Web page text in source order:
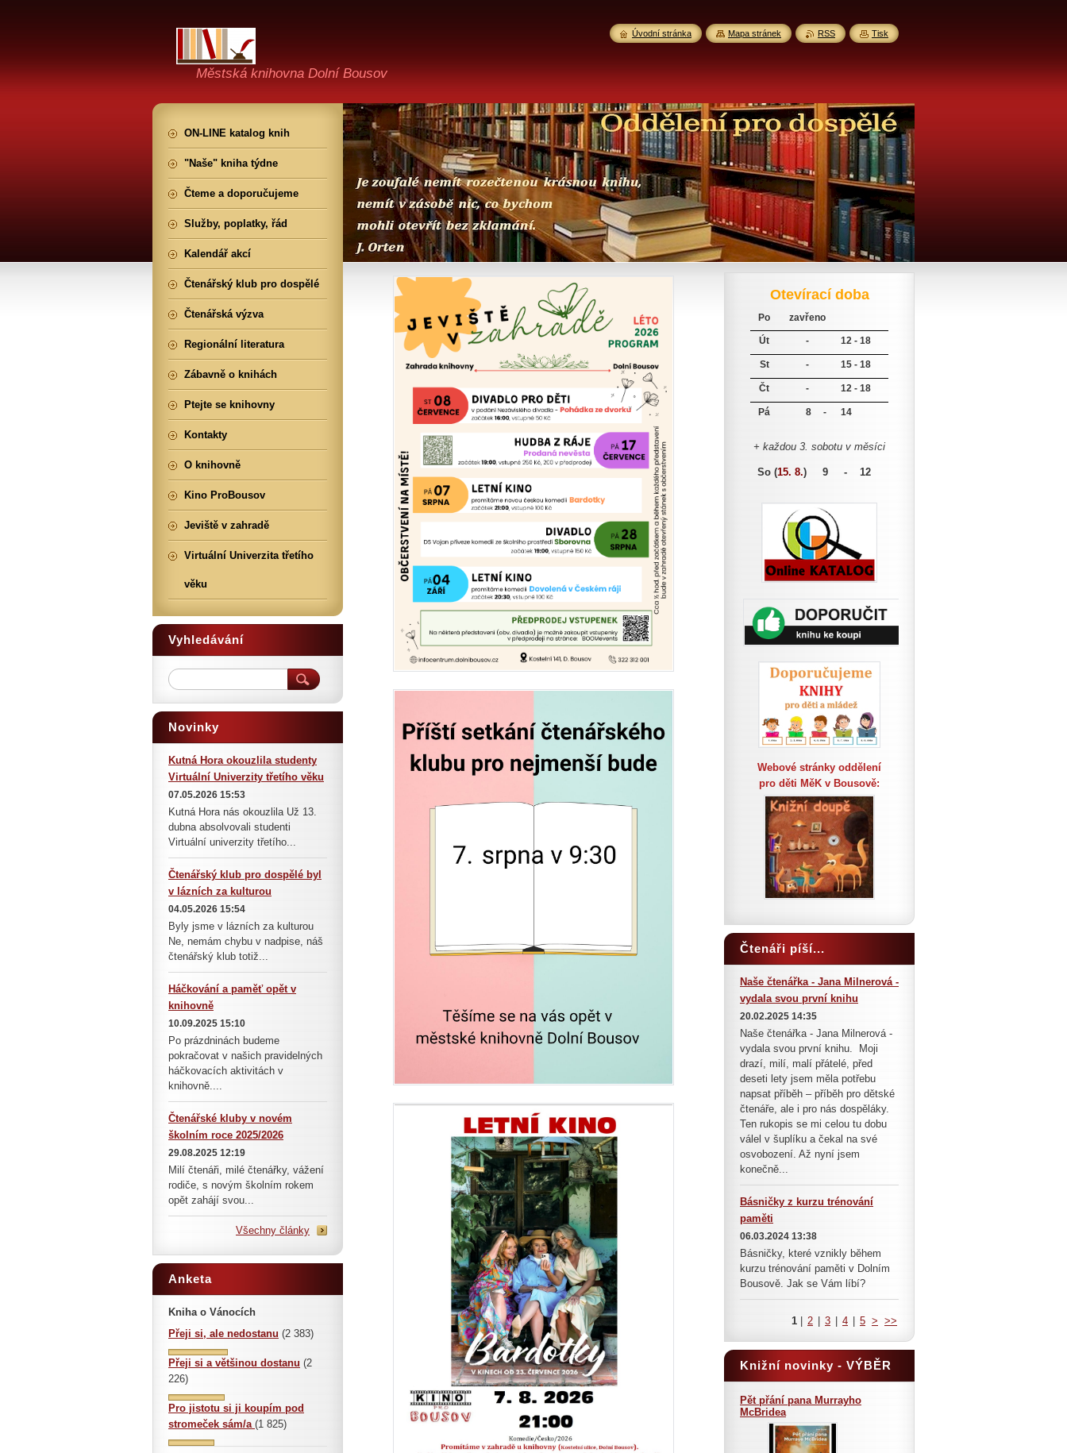
Městská knihovna Dolní Bousov
Otevírací doba
Po zavřeno
Út - 12 - 18
St - 15 - 18
Čt - 12 - 18
Pá 8 - 14
+ každou 3. sobotu v měsíci
So (15. 8.) 9 - 12
Webové stránky oddělení
pro děti MěK v Bousově:
Čtenáři píší...
Naše čtenářka - Jana Milnerová -
vydala svou první knihu
20.02.2025 14:35
Naše čtenářka - Jana Milnerová -
vydala svou první knihu. Moji
drazí, milí, malí přátelé, před
deseti lety jsem měla potřebu
napsat příběh – příběh pro dětské
čtenáře, ale i pro nás dospěláky.
Ten rukopis se mi celou tu dobu
válel v šuplíku a čekal na své
osvobození. Až nyní jsem
konečně...
Básničky z kurzu trénování
paměti
06.03.2024 13:38
Básničky, které vznikly během
kurzu trénování paměti v Dolním
Bousově. Jak se Vám líbí?
1 2 3 4 5 > >>
Knižní novinky - VÝBĚR
Pět přání pana Murrayho
McBridea
ON-LINE katalog knih
"Naše" kniha týdne
Čteme a doporučujeme
Služby, poplatky, řád
Kalendář akcí
Čtenářský klub pro dospělé
Čtenářská výzva
Regionální literatura
Zábavně o knihách
Ptejte se knihovny
Kontakty
O knihovně
Kino ProBousov
Jeviště v zahradě
Virtuální Univerzita třetího
věku
Vyhledávání
Novinky
Kutná Hora okouzlila studenty
Virtuální Univerzity třetího věku
07.05.2026 15:53
Kutná Hora nás okouzlila Už 13.
dubna absolvovali studenti
Virtuální univerzity třetího...
Čtenářský klub pro dospělé byl
v lázních za kulturou
04.05.2026 15:54
Byly jsme v lázních za kulturou
Ne, nemám chybu v nadpise, náš
čtenářský klub totiž...
Háčkování a paměť opět v
knihovně
10.09.2025 15:10
Po prázdninách budeme
pokračovat v našich pravidelných
háčkovacích aktivitách v
knihovně....
Čtenářské kluby v novém
školním roce 2025/2026
29.08.2025 12:19
Milí čtenáři, milé čtenářky, vážení
rodiče, s novým školním rokem
opět zahájí svou...
Všechny články
Anketa
Kniha o Vánocích
Přeji si, ale nedostanu (2 383)
Přeji si a většinou dostanu (2
226)
Pro jistotu si ji koupím pod
stromeček sám/a (1 825)
Úvodní stránka Mapa stránek RSS Tisk